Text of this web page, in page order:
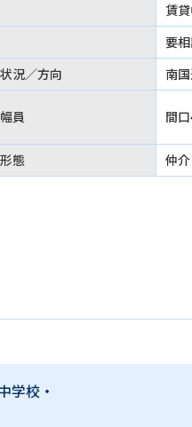
賃
要
況／方向 南
員 間
態 仲介
学校・